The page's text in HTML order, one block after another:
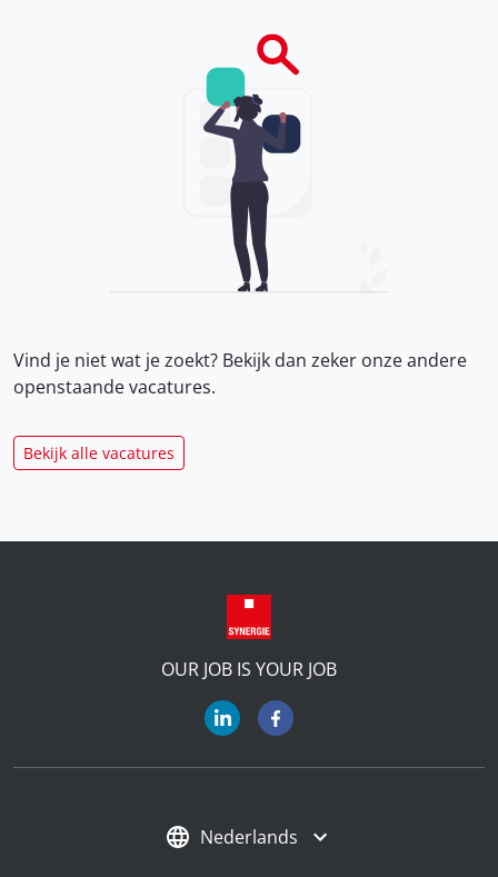
Vind je niet wat je zoekt? Bekijk dan zeker onzeandere
openstaande vacatures.
Bekijk alle vacatures
OUR JOB IS YOUR JOB
Nederlands